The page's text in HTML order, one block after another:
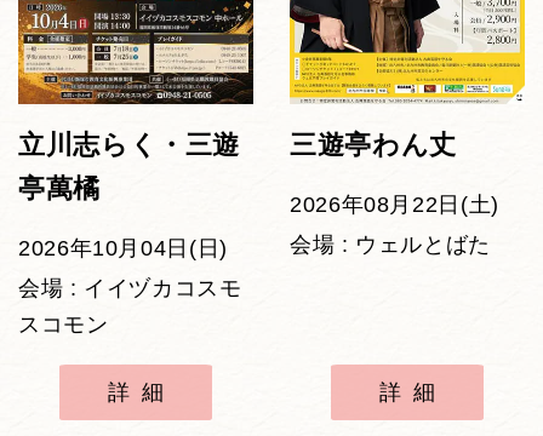
立川志らく・三遊
亭萬橘
2026年10月04日(日)
会場 : イイヅカコスモ
スコモン
詳細
三遊亭わん丈
2026年08月22日(土)
会場 : ウェルとばた
詳細